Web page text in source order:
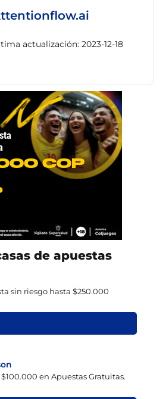
actualización: 2023-12-18
de apuestas
sin riesgo hasta $250.000
en Apuestas Gratuitas.